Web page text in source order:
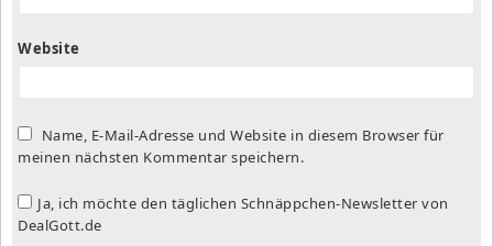
Website
Name, E-Mail-Adresse und Website in diesem Browser für
meinen nächsten Kommentar speichern.
Ja, ich möchte den täglichen Schnäppchen-Newsletter von
DealGott.de